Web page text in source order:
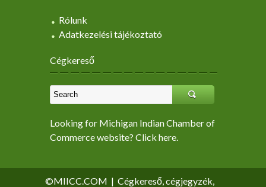
Rólunk
Adatkezelési tájékoztató
Cégkereső
Looking for Michigan Indian Chamber of
Commerce website? Click here.
©MIICC.COM | Cégkereső, cégjegyzék,